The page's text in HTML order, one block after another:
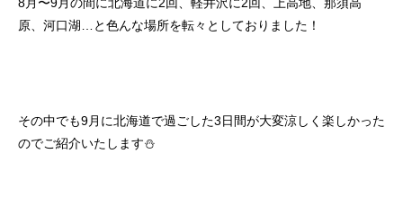
原、河口湖…と色んな場所を転々としておりました！
その中でも9月に北海道で過ごした3日間が大変涼しく楽しかった
のでご紹介いたします⛄️